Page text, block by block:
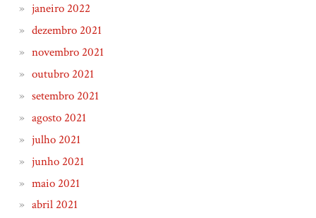
janeiro 2022
dezembro 2021
novembro 2021
outubro 2021
setembro 2021
agosto 2021
julho 2021
junho 2021
maio 2021
abril 2021